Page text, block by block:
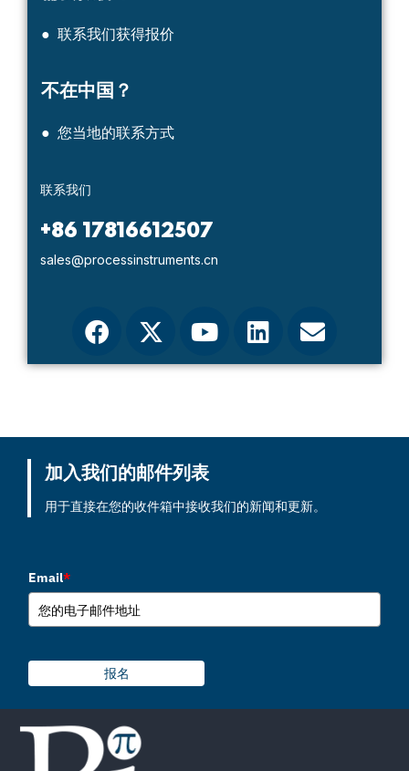
● 联系我们获得报价
不在中国？
● 您当地的联系方式
联系我们
+86 17816612507
sales@processinstruments.cn
加入我们的邮件列表
用于直接在您的收件箱中接收我们的新闻和更新。
Email*
报名